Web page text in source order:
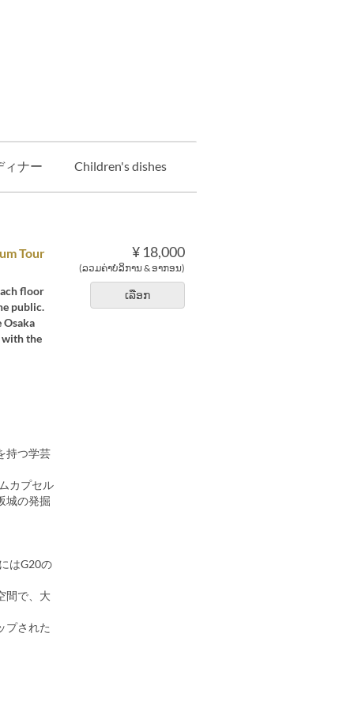
ィナー Children's dishes
¥ 18,000
(ລວມຄ່າບໍລິການ & ອາກອນ)
ເລືອກ
Tour
floor
public.
Osaka
with the
持つ学芸
カプセル
城の発掘
はG20の
間で、大
プされた